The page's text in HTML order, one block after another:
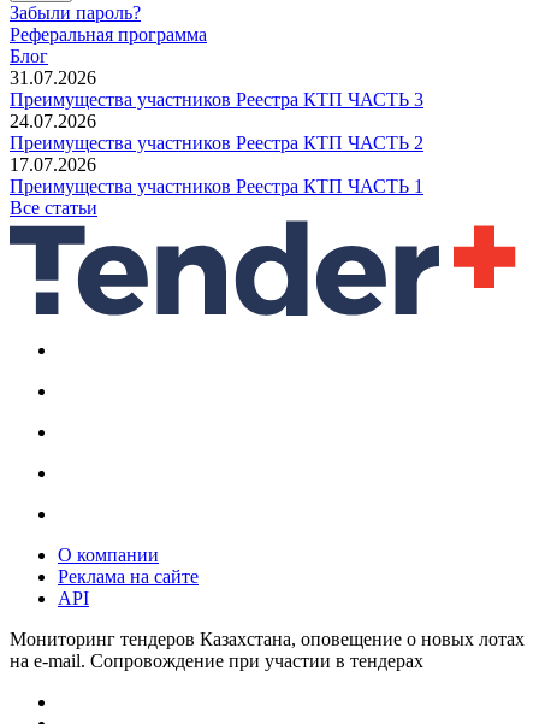
Забыли пароль?
Реферальная программа
Блог
31.07.2026
Преимущества участников Реестра КТП ЧАСТЬ 3
24.07.2026
Преимущества участников Реестра КТП ЧАСТЬ 2
17.07.2026
Преимущества участников Реестра КТП ЧАСТЬ 1
Все статьи
О компании
Реклама на сайте
API
Мониторинг тендеров Казахстана, оповещение о новых лотах
на e-mail. Сопровождение при участии в тендерах